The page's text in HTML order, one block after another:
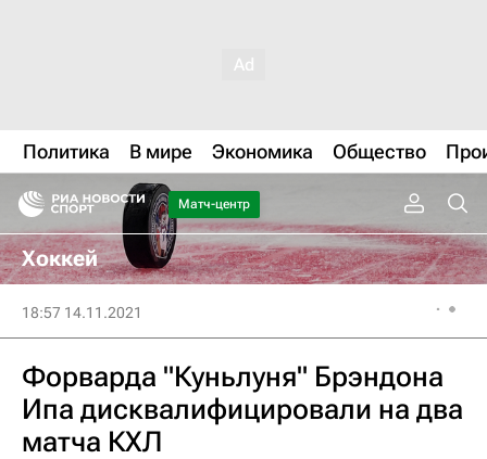
Политика В мире Экономика Общество
Матч-центр
Хоккей
18:57 14.11.2021
Форварда "Куньлуня" Брэндона
Ипа дисквалифицировали на два
матча КХЛ